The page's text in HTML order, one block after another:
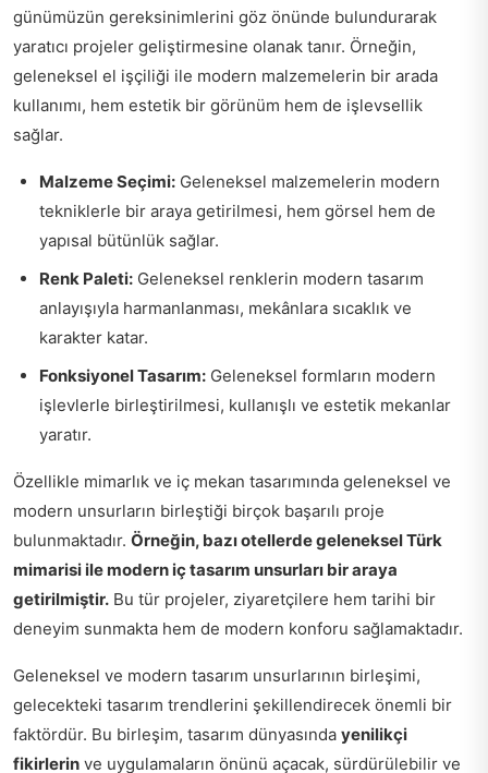
günümüzün gereksinimlerini göz önünde bulundurarak
yaratıcı projeler geliştirmesine olanak tanır. Örneğin,
geleneksel el işçiliği ile modern malzemelerin bir arada
kullanımı, hem estetik bir görünüm hem de işlevsellik
sağlar.
Malzeme Seçimi: Geleneksel malzemelerin modern
tekniklerle bir araya getirilmesi, hem görsel hem de
yapısal bütünlük sağlar.
Renk Paleti: Geleneksel renklerin modern tasarım
anlayışıyla harmanlanması, mekânlara sıcaklık ve
karakter katar.
Fonksiyonel Tasarım: Geleneksel formların modern
işlevlerle birleştirilmesi, kullanışlı ve estetik mekanlar
yaratır.
Özellikle mimarlık ve iç mekan tasarımında geleneksel ve
modern unsurların birleştiği birçok başarılı proje
bulunmaktadır. Örneğin, bazı otellerde geleneksel Türk
mimarisi ile modern iç tasarım unsurları bir araya
getirilmiştir. Bu tür projeler, ziyaretçilere hem tarihi bir
deneyim sunmakta hem de modern konforu sağlamaktadır.
Geleneksel ve modern tasarım unsurlarının birleşimi,
gelecekteki tasarım trendlerini şekillendirecek önemli bir
faktördür. Bu birleşim, tasarım dünyasında yenilikçi
fikirlerin ve uygulamaların önünü açacak, sürdürülebilir ve